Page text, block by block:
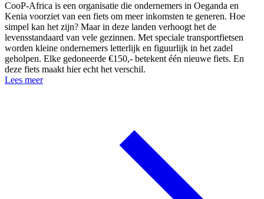
CooP-Africa is een organisatie die ondernemers in Oeganda en
Kenia voorziet van een fiets om meer inkomsten te generen. Hoe
simpel kan het zijn? Maar in deze landen verhoogt het de
levensstandaard van vele gezinnen. Met speciale transportfietsen
worden kleine ondernemers letterlijk en figuurlijk in het zadel
geholpen. Elke gedoneerde €150,- betekent één nieuwe fiets. En
deze fiets maakt hier echt het verschil.
Lees meer